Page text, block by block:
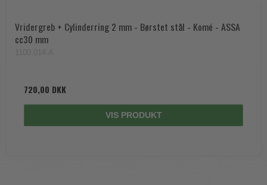
Vridergreb + Cylinderring 2 mm - Børstet stål - Komé - ASSA
cc30 mm
720,00 DKK
VIS PRODUKT